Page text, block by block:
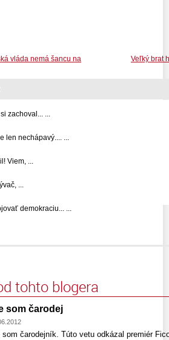
Veľký brat
vláda nemá šancu na
zachoval... ...
len nechápavý.... ...
Viem, ...
...
demokraciu... ...
tohto blogera
som čarodej
som čarodejník. Túto vetu odkázal premiér